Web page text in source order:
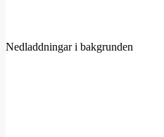
Nedladdningar i bakgrunden